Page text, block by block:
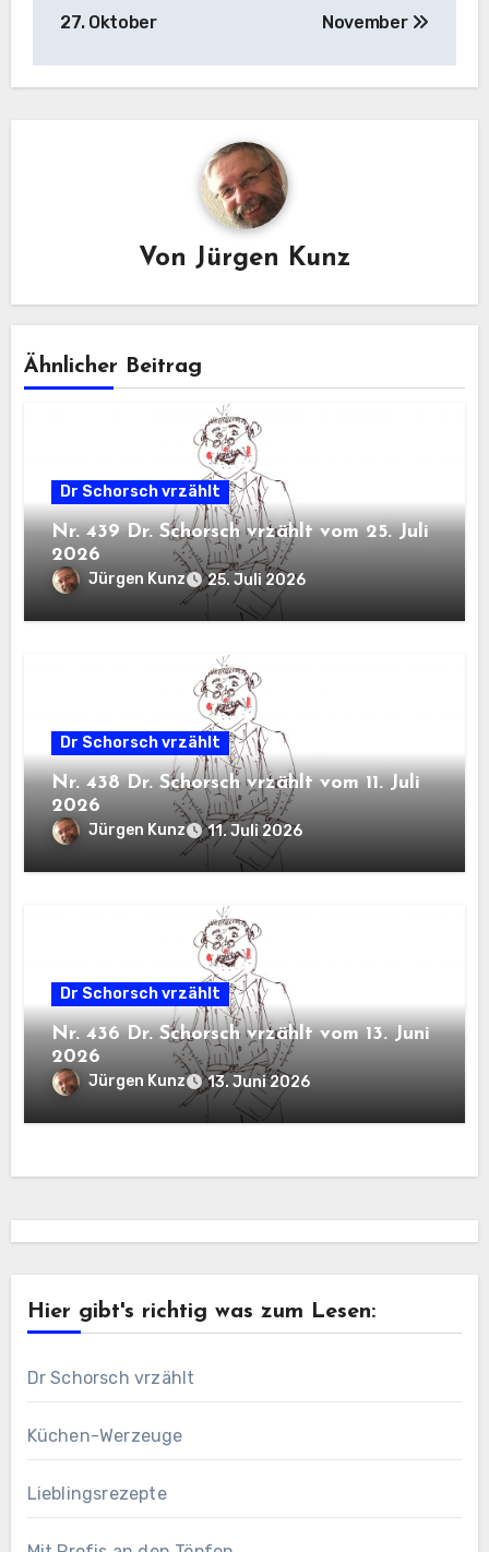
27. Oktober
November
Von Jürgen Kunz
Ähnlicher Beitrag
Dr Schorsch vrzählt
Nr. 439 Dr. Schorsch vrzählt vom 25. Juli
2026
Jürgen Kunz 25. Juli 2026
Dr Schorsch vrzählt
Nr. 438 Dr. Schorsch vrzählt vom 11. Juli
2026
Jürgen Kunz 11. Juli 2026
Dr Schorsch vrzählt
Nr. 436 Dr. Schorsch vrzählt vom 13. Juni
2026
Jürgen Kunz 13. Juni 2026
Hier gibt's richtig was zum Lesen:
Dr Schorsch vrzählt
Küchen-Werzeuge
Lieblingsrezepte